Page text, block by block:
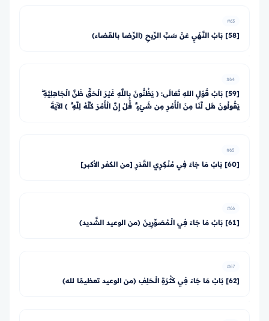
#63
[58] بَابُ النَّهْيِ عَنْ سَبِّ الرِّيحِ (الرِّضا بالقضاء)
#64
[59] بَابُ قَوْلِ اللهِ تَعَالَى: ﴿ يَظُنُّونَ بِاللَّهِ غَيْرَ الْحَقِّ ظَنَّ الْجَاهِلِيَّةِ ۖ
يَقُولُونَ هَل لَّنَا مِنَ الْأَمْرِ مِن شَيْءٍ ۗ قُلْ إِنَّ الْأَمْرَ كُلَّهُ لِلَّهِ ۗ ﴾ الآيَةَ
#65
[60] بَابُ مَا جَاءَ فِي مُنْكِرِي القَدَرِ [من الكفر الأكبر]
#66
[61] بَابُ مَا جَاءَ فِي الْـمُصَوِّرِينَ (من الوعيد الشَّديد)
#67
[62] بَابُ مَا جَاءَ فِي كَثْرَةِ الْـحَلِفِ (من الوعيد تعظيمًا لله)